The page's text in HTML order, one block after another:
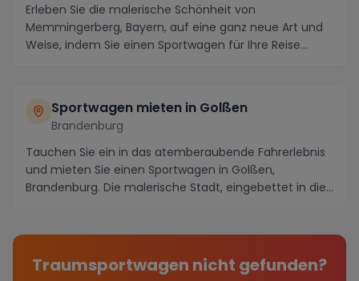
Erleben Sie die malerische Schönheit von
Memmingerberg, Bayern, auf eine ganz neue Art und
Weise, indem Sie einen Sportwagen für Ihre Reise
Sportwagen mieten in Golßen
Brandenburg
Tauchen Sie ein in das atemberaubende Fahrerlebnis
und mieten Sie einen Sportwagen in Golßen,
Brandenburg. Die malerische Stadt, eingebettet in die
Traumsportwagen nicht gefunden?